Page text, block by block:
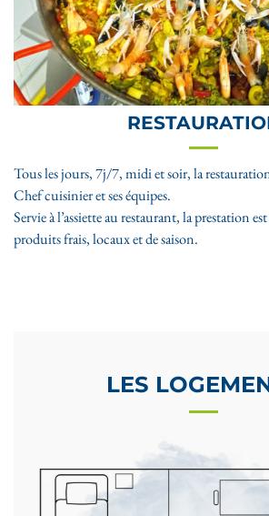
Tous les jours, 7j/7, midi et soir, la
Chef cuisinier et ses équipes.
Servie à l’assiette au restaurant, la prestation est
produits frais, locaux et de saison.
LES